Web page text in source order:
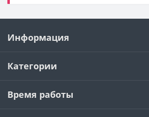
Информация
Категории
Время работы